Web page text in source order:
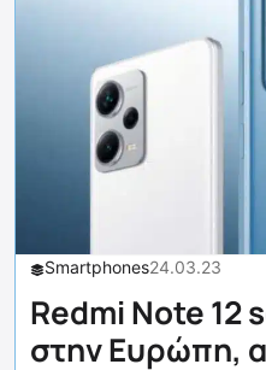
Smartphones24.03.23
Redmi Note 12
στην Ευρώπη,